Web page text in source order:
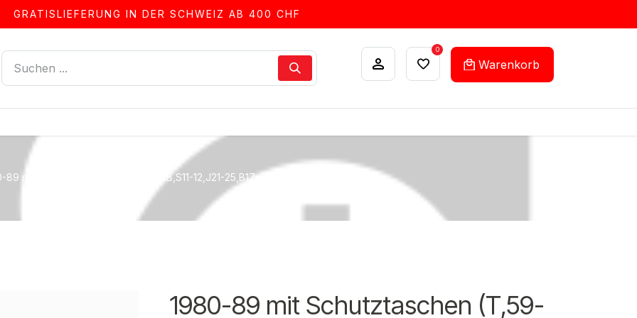
GRATISLIEFERUNG IN DER SCHWEIZ AB 400 CHF
0
Warenkorb
89 mit Schutztaschen (T,59-74,56B,S11-12,J21-25,B17-21,F8-10)
1980-89 mit Schutztaschen (T,59-